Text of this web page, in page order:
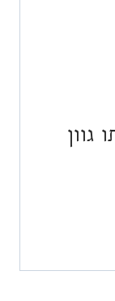
גוון